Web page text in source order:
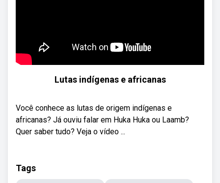
Lutas indígenas e africanas
Você conhece as lutas de origem indígenas e
africanas? Já ouviu falar em Huka Huka ou Laamb?
Quer saber tudo? Veja o vídeo ...
Tags